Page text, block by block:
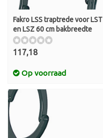
Fakro LSS traptrede voor LST
en LSZ 60 cm bakbreedte
117,18
Op voorraad